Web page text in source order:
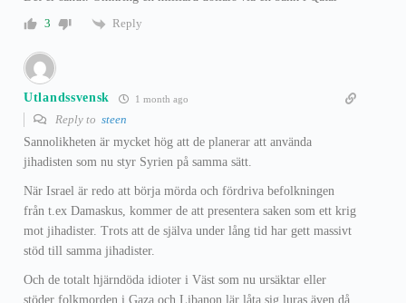
3
Reply
Utlandssvensk 1 month ago
Reply to steen
Sannolikheten är mycket hög att de planerar att använda
jihadisten som nu styr Syrien på samma sätt.
När Israel är redo att börja mörda och fördriva befolkningen
från t.ex Damaskus, kommer de att presentera saken som ett krig
mot jihadister. Trots att de själva under lång tid har gett massivt
stöd till samma jihadister.
Och de totalt hjärndöda idioter i Väst som nu ursäktar eller
stöder folkmorden i Gaza och Libanon lär låta sig luras även då.